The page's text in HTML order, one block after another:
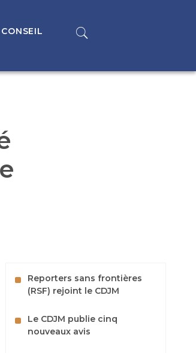
Reporters sans frontières
(RSF) rejoint le CDJM
Le CDJM publie cinq
nouveaux avis